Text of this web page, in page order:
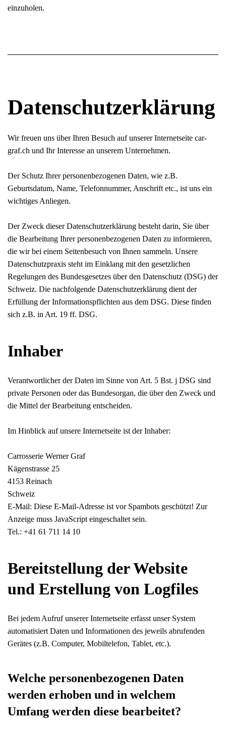
einzuholen.
Datenschutzerklärung
Wir freuen uns über Ihren Besuch auf unserer Internetseite car-
graf.ch und Ihr Interesse an unserem Unternehmen.
Der Schutz Ihrer personenbezogenen Daten, wie z.B.
Geburtsdatum, Name, Telefonnummer, Anschrift etc., ist uns ein
wichtiges Anliegen.
Der Zweck dieser Datenschutzerklärung besteht darin, Sie über
die Bearbeitung Ihrer personenbezogenen Daten zu informieren,
die wir bei einem Seitenbesuch von Ihnen sammeln. Unsere
Datenschutzpraxis steht im Einklang mit den gesetzlichen
Regelungen des Bundesgesetzes über den Datenschutz (DSG) der
Schweiz. Die nachfolgende Datenschutzerklärung dient der
Erfüllung der Informationspflichten aus dem DSG. Diese finden
sich z.B. in Art. 19 ff. DSG.
Inhaber
Verantwortlicher der Daten im Sinne von Art. 5 Bst. j DSG sind
private Personen oder das Bundesorgan, die über den Zweck und
die Mittel der Bearbeitung entscheiden.
Im Hinblick auf unsere Internetseite ist der Inhaber:
Carrosserie Werner Graf
Kägenstrasse 25
4153 Reinach
Schweiz
E-Mail: Diese E-Mail-Adresse ist vor Spambots geschützt! Zur
Anzeige muss JavaScript eingeschaltet sein.
Tel.: +41 61 711 14 10
Bereitstellung der Website
und Erstellung von Logfiles
Bei jedem Aufruf unserer Internetseite erfasst unser System
automatisiert Daten und Informationen des jeweils abrufenden
Gerätes (z.B. Computer, Mobiltelefon, Tablet, etc.).
Welche personenbezogenen Daten
werden erhoben und in welchem
Umfang werden diese bearbeitet?